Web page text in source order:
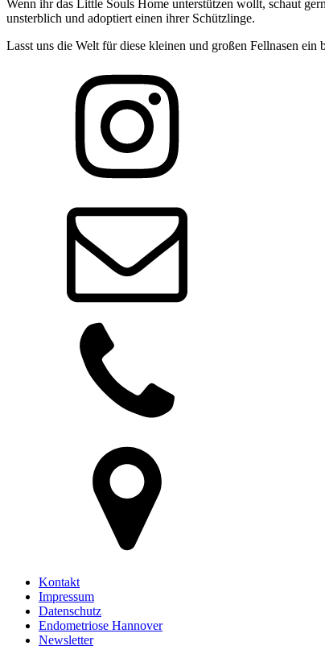
Wenn ihr das Little Souls Home unterstützen wollt, schaut
unsterblich und adoptiert einen ihrer Schützlinge.
Lasst uns die Welt für diese kleinen und großen Fellnasen ein
Kontakt
Impressum
Datenschutz
Endometriose Hannover
Newsletter